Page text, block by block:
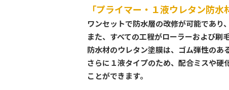
「プライマー・１液ウレタン防
ワンセットで防水層の改修が可能であり
また、すべての工程がローラーおよび刷
防水材のウレタン塗膜は、ゴム弾性のあ
さらに１液タイプのため、配合ミスや
ことができます。